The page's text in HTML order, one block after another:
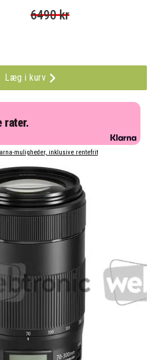
6490 kr
Læg i kurv
rater.
muligheder, inklusive rentefrit